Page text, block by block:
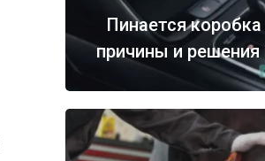
Пинается
причины и